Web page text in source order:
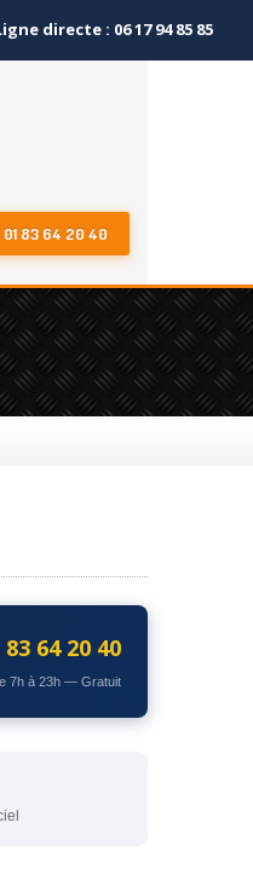
directe : 06 17 94 85 85
01 83 64 20 40
83 64 20 40
7h à 23h — Gratuit